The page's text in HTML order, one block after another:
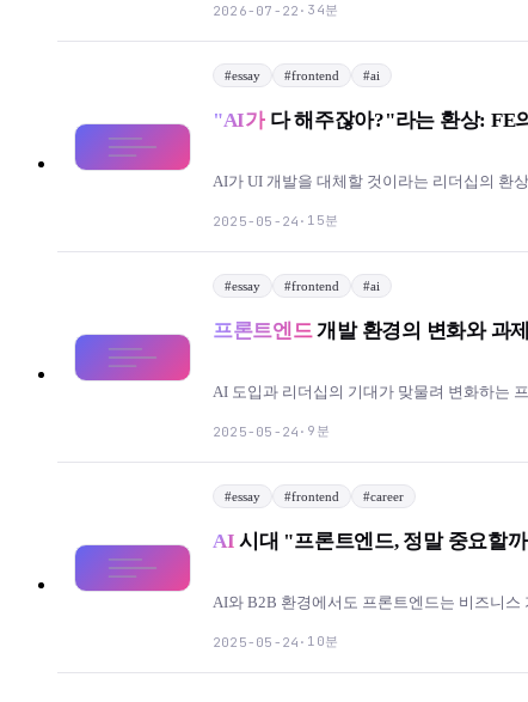
2026-07-22 · 34분
#essay #frontend #ai
"AI가다 해주잖아?"라는 환상: FE
AI가 UI 개발을 대체할 것이라는 리더십의 환
2025-05-24 · 15분
#essay #frontend #ai
프론트엔드개발 환경의 변화와 과
AI 도입과 리더십의 기대가 맞물려 변화하는
2025-05-24 · 9분
#essay #frontend #career
AI 시대 "프론트엔드, 정말 중요할
AI와 B2B 환경에서도 프론트엔드는 비즈니
2025-05-24 · 10분